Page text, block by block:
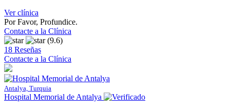
Ver clínica
Por Favor, Profundice.
Contacte a la Clínica
(9.6)
18 Reseñas
Contacte a la Clínica
Antalya, Turquia
Hospital Memorial de Antalya